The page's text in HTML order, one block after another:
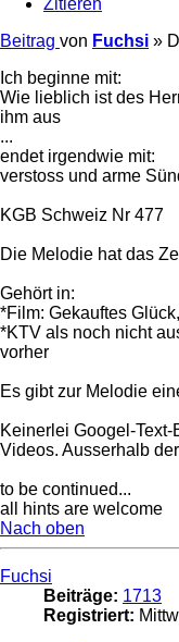
Zitieren
Beitrag von Fuchsi »
Ich beginne mit:
Wie lieblich ist des
ihm aus
...
endet irgendwie mit:
verstoss und arme
KGB Schweiz Nr 477
Die Melodie hat das
Gehört in:
*Film: Gekauftes
*KTV als noch nicht
vorher
Es gibt zur Melodie
Keinerlei Googel-
Videos. Ausserhalb
to be continued...
all hints are welcome
Nach oben
Fuchsi
Beiträge: 1713
Registriert: